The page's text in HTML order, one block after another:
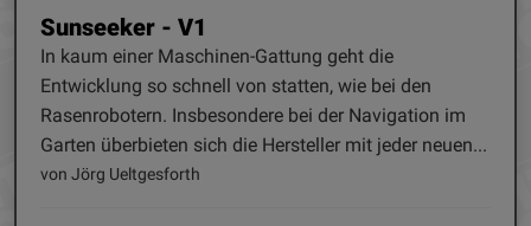
Sunseeker - V1
In kaum einer Maschinen-Gattung geht die
Entwicklung so schnell von statten, wie bei den
Rasenrobotern. Insbesondere bei der Navigation im
Garten überbieten sich die Hersteller mit jeder neuen...
von Jörg Ueltgesforth